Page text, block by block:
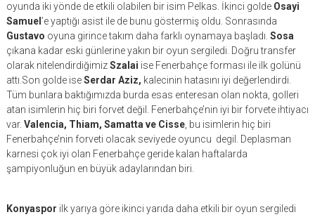
oyunda iki yönde de etkili olabilen bir isim Pelkas. İkinci goldeOsayi
Samuel ’e yaptığı asist ile de bunu göstermiş oldu. Sonrasında
Gustavo oyuna girince takım daha farklı oynamaya başladı. Sosa
çıkana kadar eski günlerine yakın bir oyun sergiledi. Doğru transfer
olarak nitelendirdiğimizSzalai ise Fenerbahçe forması ile ilk golünü
attı.Son golde iseSerdar Aziz, kalecinin hatasını iyi değerlendirdi.
Tüm bunlara baktığımızda burda esas enteresan olan nokta, golleri
atan isimlerin hiç biri forvet değil. Fenerbahçe’nin iyi bir forvete ihtiyacı
var. Valencia, Thiam, Samatta ve Cisse, bu isimlerin hiç biri
Fenerbahçe’nin forveti olacak seviyede oyuncu degil. Deplasman
karnesi çok iyi olan Fenerbahçe geride kalan haftalarda
şampiyonluğun en büyük adaylarından biri.
Konyaspor ilk yarıya göre ikinci yarıda daha etkili bir oyun sergiledi